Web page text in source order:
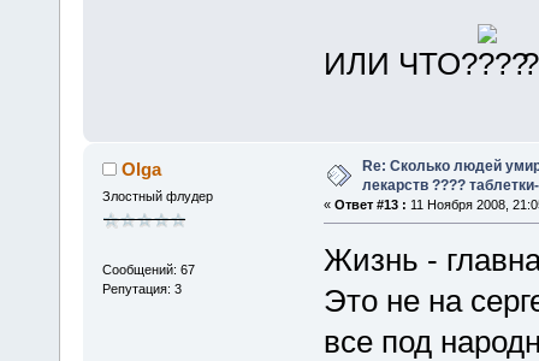
ИЛИ ЧТО? ?
Olga
Злостный флудер
Сообщений: 67
Репутация: 3
Re: Сколько людей
лекарств ????
« Ответ #13 : 11 Ноября 2008,
Жизнь -
Это не на
все под